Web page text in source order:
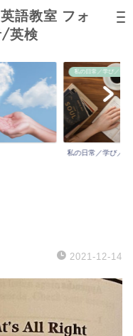
語教室 フォ
/英検
私の日常／学び／子育て
私の日常／学び／子育
2021-12-14